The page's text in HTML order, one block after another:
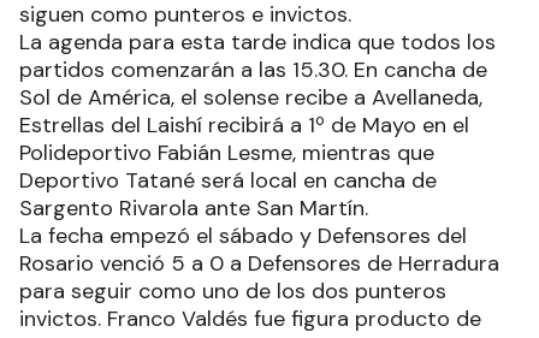
División A. La acción empezó el sábado con siete
juegos, donde se destacan los triunfos de
Defensores del Rosario y Municipal de Laishí, que
siguen como punteros e invictos.
La agenda para esta tarde indica que todos los
partidos comenzarán a las 15.30. En cancha de
Sol de América, el solense recibe a Avellaneda,
Estrellas del Laishí recibirá a 1º de Mayo en el
Polideportivo Fabián Lesme, mientras que
Deportivo Tatané será local en cancha de
Sargento Rivarola ante San Martín.
La fecha empezó el sábado y Defensores del